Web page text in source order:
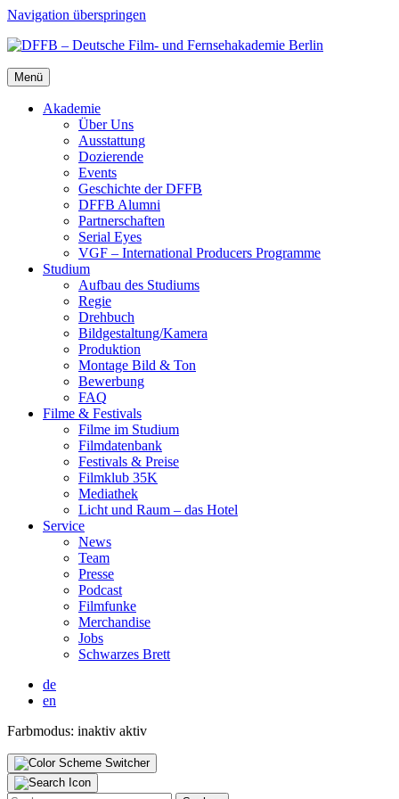
Navigation überspringen
Menü
Aka­de­mie
Über Uns
Aus­stat­tung
Dozie­ren­de
Events
Geschich­te der DFFB
DFFB Alum­ni
Part­ner­schaf­ten
Seri­al Eyes
VGF – Inter­na­tio­nal Pro­du­cers Pro­gram­me
Stu­di­um
Auf­bau des Stu­di­ums
Regie
Dreh­buch
Bildgestaltung/​​Kamera
Pro­duk­ti­on
Mon­ta­ge Bild & Ton
Bewer­bung
FAQ
Fil­me & Fes­ti­vals
Fil­me im Stu­di­um
Film­da­ten­bank
Fes­ti­vals & Prei­se
Film­klub 35K
Media­thek
Licht und Raum – das Hotel
Ser­vice
News
Team
Pres­se
Pod­cast
Film­fun­ke
Mer­chan­di­se
Jobs
Schwar­zes Brett
de
en
Farbmodus: inaktiv aktiv